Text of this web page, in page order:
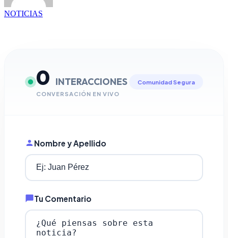
NOTICIAS
0 INTERACCIONES
CONVERSACIÓN EN VIVO
Comunidad Segura
Nombre y Apellido
Tu Comentario